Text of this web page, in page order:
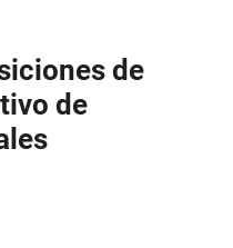
de
de